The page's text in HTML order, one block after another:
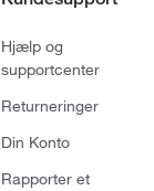
Hjælp og
supportcenter
Returneringer
Din Konto
Rapporter et